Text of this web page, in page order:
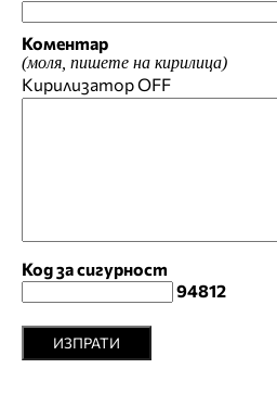
Коментар
(моля, пишете на кирилица)
КирилизаторOFF
Код за сигурност
94812
ИЗПРАТИ